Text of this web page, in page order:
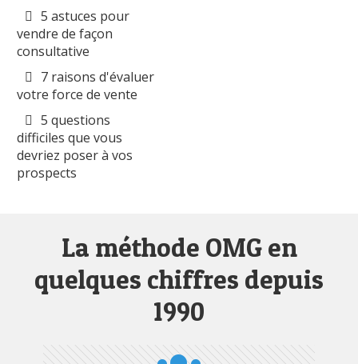
5 astuces pour
vendre de façon
consultative
7 raisons d'évaluer
votre force de vente
5 questions
difficiles que vous
devriez poser à vos
prospects
La méthode OMG en
quelques chiffres depuis
1990